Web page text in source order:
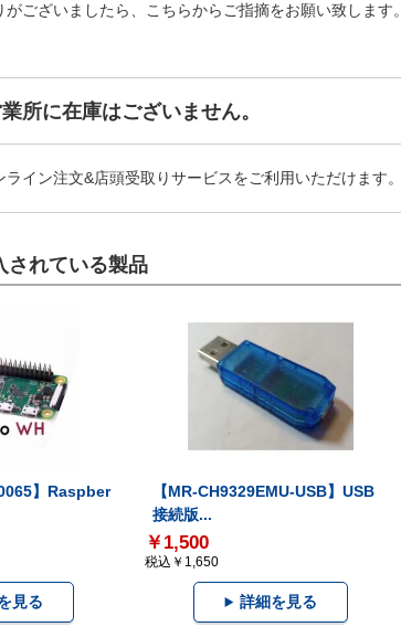
ございましたら、こちらからご指摘をお願い致します。
所に在庫はございません。
イン注文&店頭受取りサービスをご利用いただけます。
されている製品
】Raspber
見る
【MR-CH9329EMU-USB】USB
接続版...
￥1,500
税込￥1,650
詳細を見る